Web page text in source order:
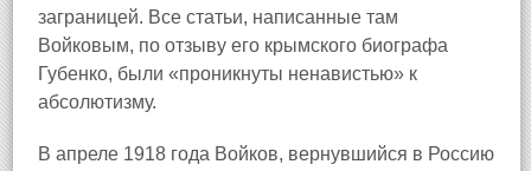
заграницей. Все статьи, написанные там
Войковым, по отзыву его крымского биографа
Губенко, были «проникнуты ненавистью» к
абсолютизму.
В апреле 1918 года Войков, вернувшийся в Россию